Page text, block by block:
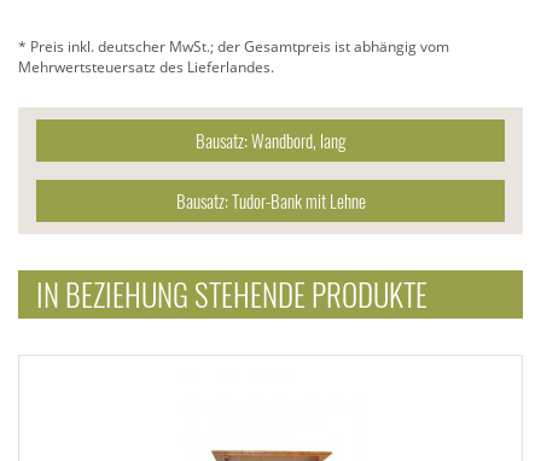
* Preis inkl. deutscher MwSt.; der Gesamtpreis ist abhängig vom
Mehrwertsteuersatz des Lieferlandes.
Bausatz: Wandbord, lang
Bausatz: Tudor-Bank mit Lehne
IN BEZIEHUNG STEHENDE PRODUKTE